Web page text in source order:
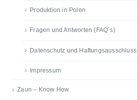
Produktion in Polen
Fragen und Antworten (FAQ´s)
Datenschutz und Haftungsausschluss
Impressum
Zaun – Know How